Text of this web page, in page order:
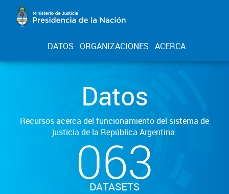
DATOS ORGANIZACIONES ACERCA
Datos
Recursos acerca del funcionamiento del sistema de
justicia de la República Argentina.
063
DATASETS